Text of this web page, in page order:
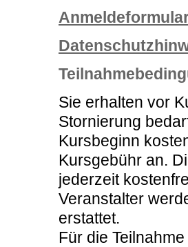
Sie erhalten vor
Stornierung
Kursbeginn
Kursgebühr an.
jederzeit
Veranstalter
erstattet.
Für die